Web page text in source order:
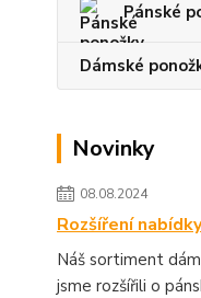
Pánské
Dámské
Novinky
08.08.2024
Rozšíření
Náš sortiment
jsme rozšířili o